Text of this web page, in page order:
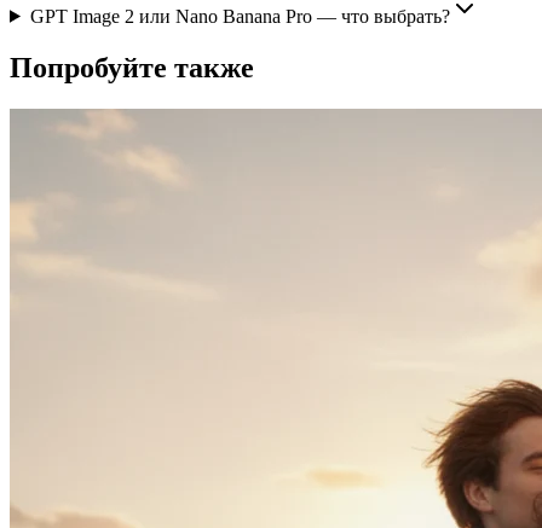
GPT Image 2 или Nano Banana Pro — что выбрать?
Попробуйте также